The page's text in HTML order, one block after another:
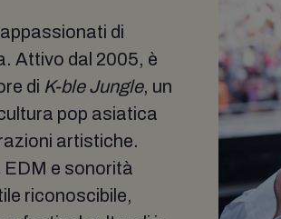
di
Attivo dal 2005, è
di K-ble Jungle, un
pop asiatica
artistiche.
EDM e sonorità
riconoscibile,